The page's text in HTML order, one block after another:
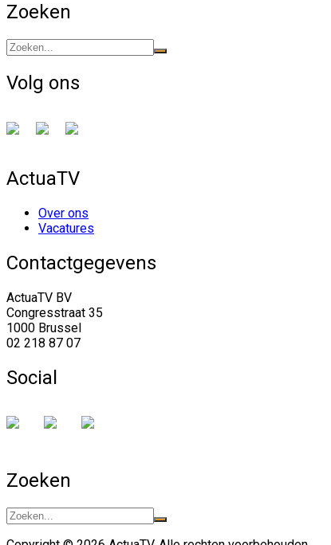
Zoeken
Volg ons
ActuaTV
Over ons
Vacatures
Contactgegevens
ActuaTV BV
Congresstraat 35
1000 Brussel
02 218 87 07
Social
Zoeken